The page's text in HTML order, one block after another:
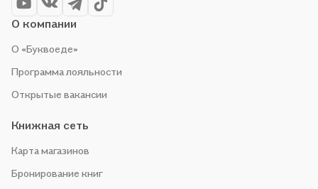
О компании
О «Буквоеде»
Программа лояльности
Открытые вакансии
Книжная сеть
Карта магазинов
Бронирование книг